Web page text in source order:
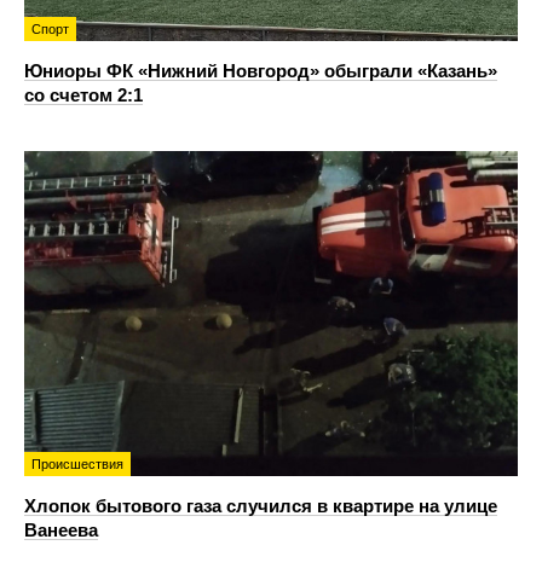
Спорт
Юниоры ФК «Нижний Новгород» обыграли «Казань»
со счетом 2:1
Происшествия
Хлопок бытового газа случился в квартире на улице
Ванеева